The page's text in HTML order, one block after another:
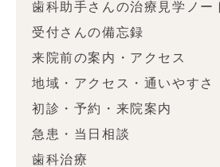
歯科助手さんの治療見学ノー
受付さんの備忘録
来院前の案内・アクセス
地域・アクセス・通いやすさ
初診・予約・来院案内
急患・当日相談
歯科治療